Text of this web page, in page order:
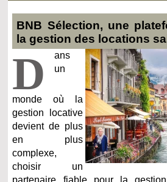
BNB Sélection, une
la gestion des locations
D
ans
un
monde où la
gestion locative
devient de plus
en plus
complexe,
choisir un
partenaire fiable pour la